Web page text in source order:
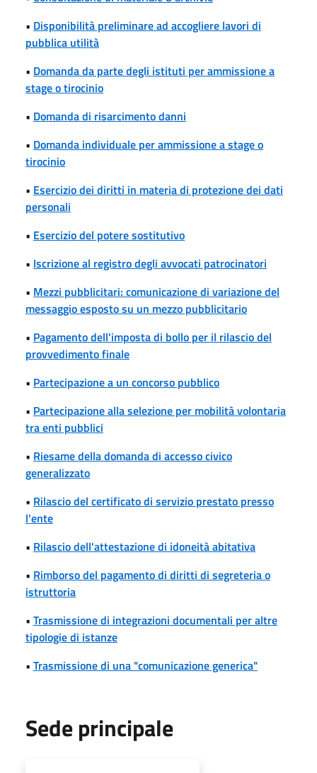
• Disponibilità preliminare ad accogliere lavori di
pubblica utilità
• Domanda da parte degli istituti per ammissione a
stage o tirocinio
• Domanda di risarcimento danni
• Domanda individuale per ammissione a stage o
tirocinio
• Esercizio dei diritti in materia di protezione dei dati
personali
• Esercizio del potere sostitutivo
• Iscrizione al registro degli avvocati patrocinatori
• Mezzi pubblicitari: comunicazione di variazione del
messaggio esposto su un mezzo pubblicitario
• Pagamento dell'imposta di bollo per il rilascio del
provvedimento finale
• Partecipazione a un concorso pubblico
• Partecipazione alla selezione per mobilità volontaria
tra enti pubblici
• Riesame della domanda di accesso civico
generalizzato
• Rilascio del certificato di servizio prestato presso
l'ente
• Rilascio dell'attestazione di idoneità abitativa
• Rimborso del pagamento di diritti di segreteria o
istruttoria
• Trasmissione di integrazioni documentali per altre
tipologie di istanze
• Trasmissione di una "comunicazione generica"
Sede principale